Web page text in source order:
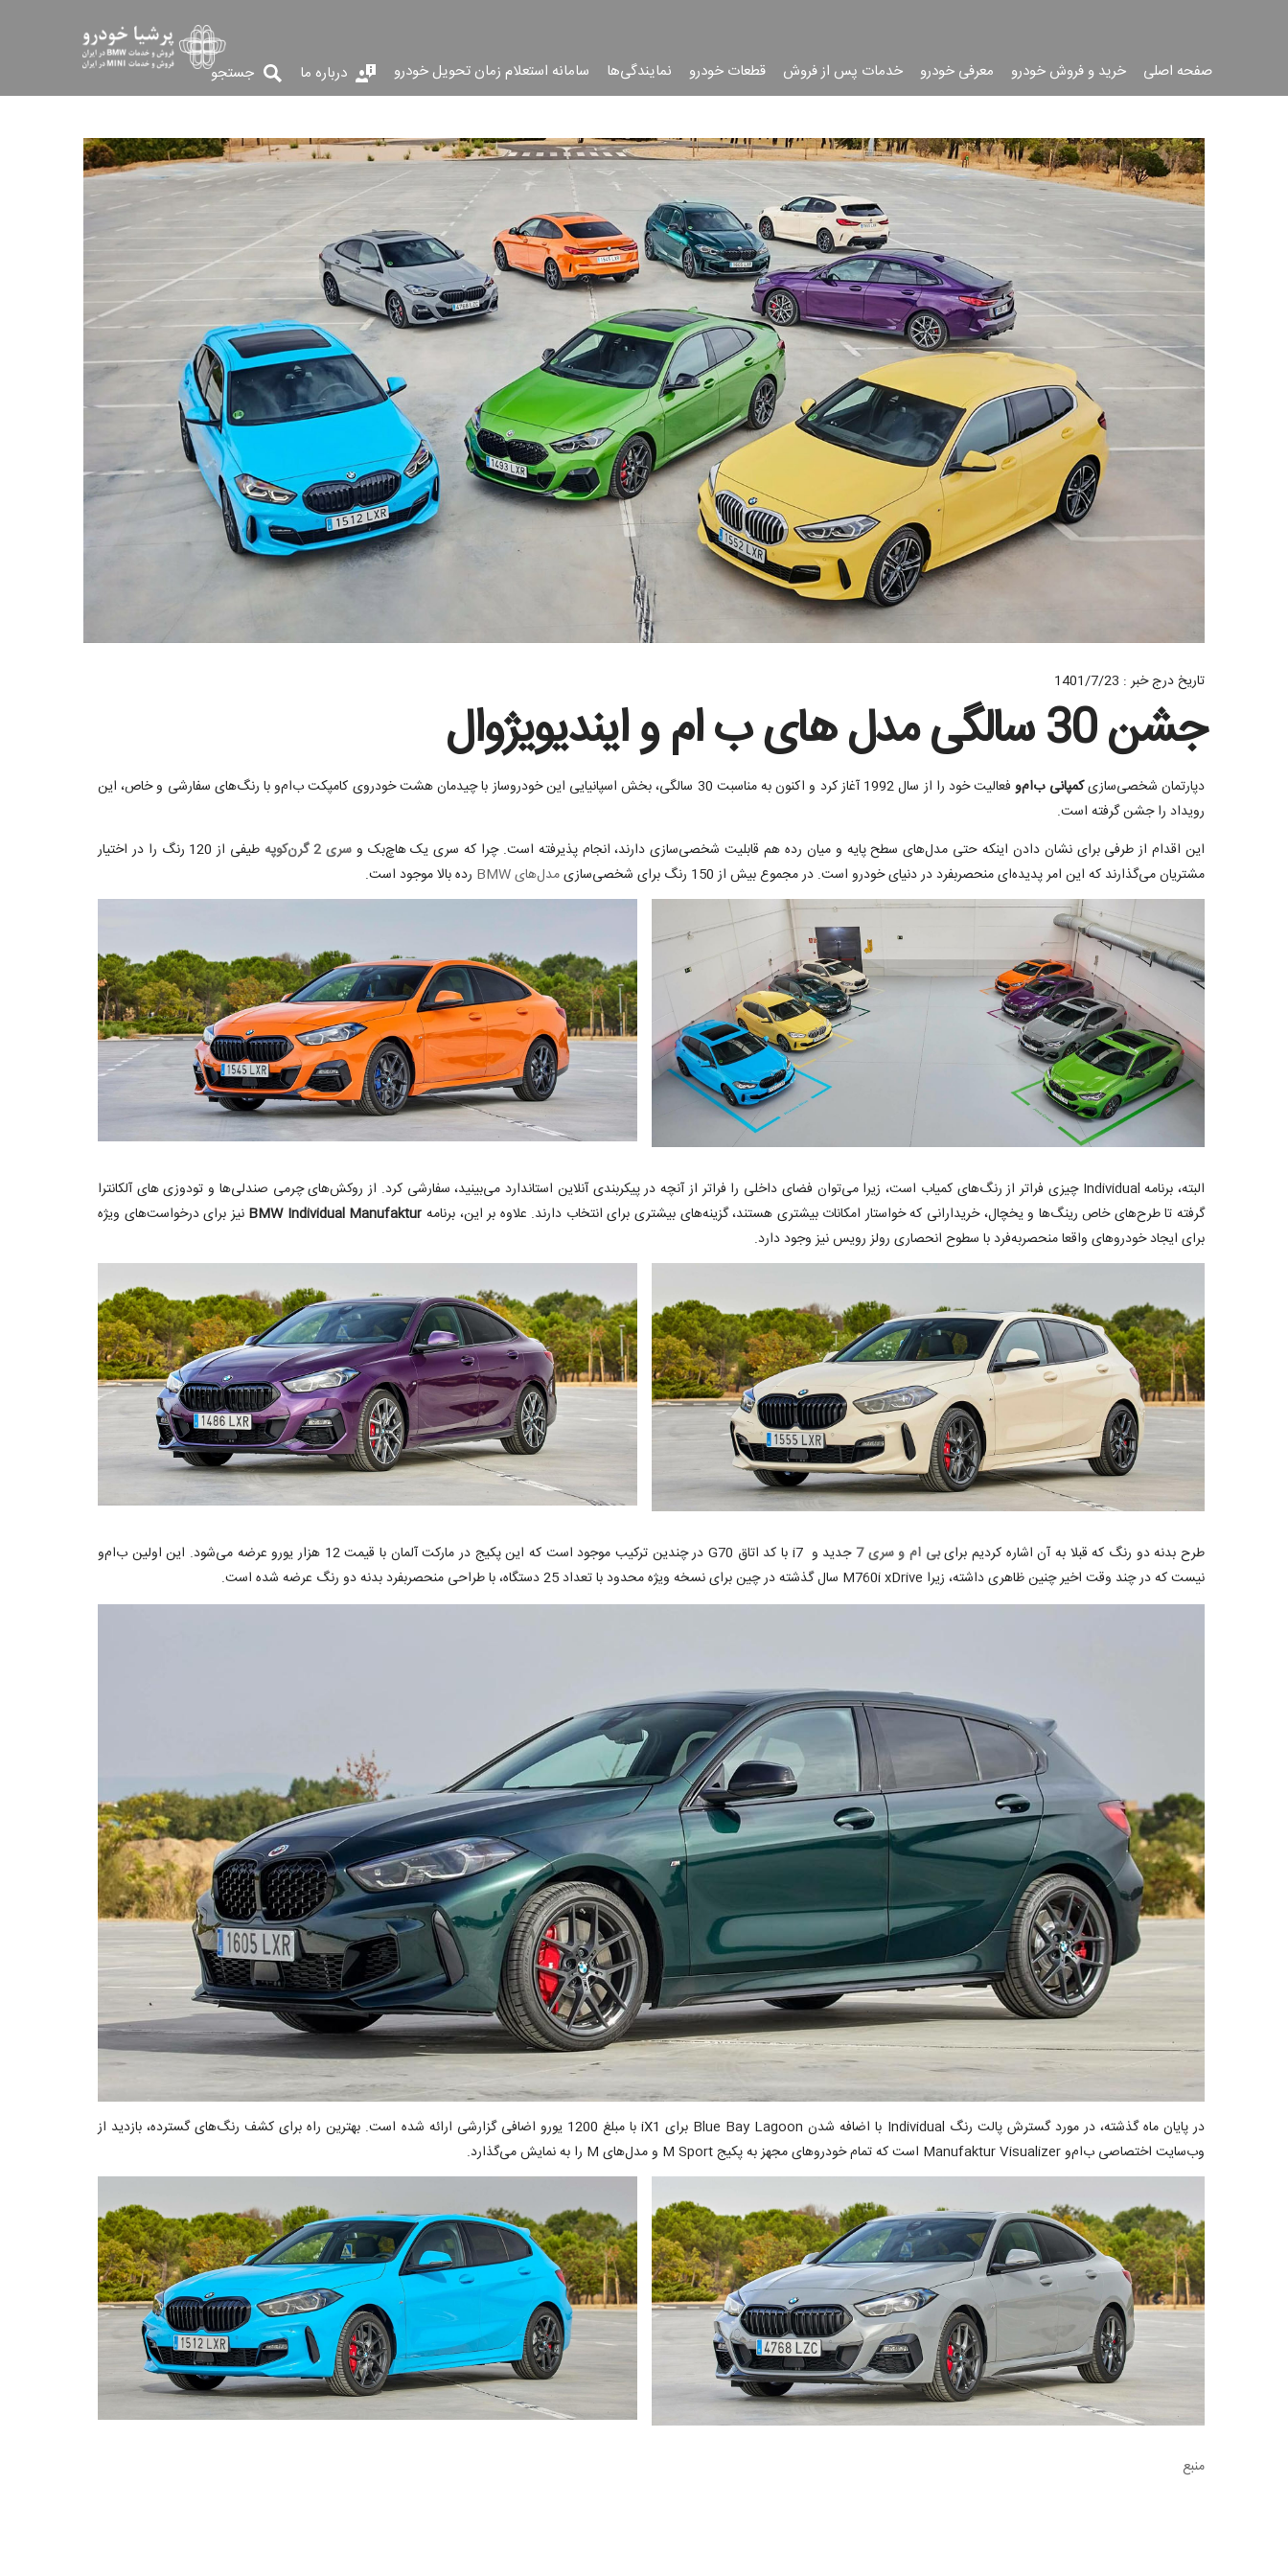
صفحه اصلی خرید و فروش خودرو معرفی خودرو خدمات پس از فروش قطعات خودرو نمایندگی‌ها سامانه استعلام زمان تحویل خودرو درباره ما جستجو
جست
جو
تاریخ درج خبر : 1401/7/23
جشن 30 سالگی مدل های ب ام و ایندیویژوال
دپارتمان شخصی‌سازیکمپانی ب‌ام‌و
فعالیت خود را از سال 1992 آغاز کرد و اکنون به مناسبت 30 سالگی، بخش اسپانیایی این خودروساز با چیدمان هشت خودروی کامپکت ب‌ام‌و با رنگ‌های سفارشی و خاص، این
رویداد را جشن گرفته است.
این اقدام از طرفی برای نشان دادن اینکه حتی مدل‌های سطح پایه و میان رده هم قابلیت شخصی‌سازی دارند، انجام پذیرفته است. چرا که سری یک هاچ‌بک وسری 2 گرن‌کوپه
طیفی از 120 رنگ را در اختیار
مشتریان می‌گذارند که این امر پدیده‌ای منحصربفرد در دنیای خودرو است. در مجموع بیش از 150 رنگ برای شخصی‌سازی
مدل‌های BMW رده بالا موجود است.
البته، برنامه Individual چیزی فراتر از رنگ‌های کمیاب است، زیرا می‌توان فضای داخلی را فراتر از آنچه در پیکربندی آنلاین استاندارد می‌بینید، سفارشی کرد. از روکش‌های چرمی صندلی‌ها و تودوزی های آلکانترا
گرفته تا طرح‌های خاص رینگ‌ها و یخچال، خریدارانی که خواستار امکانات بیشتری هستند، گزینه‌های بیشتری برای انتخاب دارند. علاوه بر این، برنامه BMW Individual Manufaktur نیز برای درخواست‌های ویژه
برای ایجاد خودروهای واقعا منحصربه‌فرد با سطوح انحصاری رولز رویس نیز وجود دارد.
طرح بدنه دو رنگ که قبلا به آن اشاره کردیم برایبی ام و سری 7
جدید و i7 با کد اتاق G70 در چندین ترکیب موجود است که این پکیج در مارکت آلمان با قیمت 12 هزار یورو عرضه می‌شود. این اولین ب‌ام‌و
نیست که در چند وقت اخیر چنین ظاهری داشته، زیرا M760i xDrive سال گذشته در چین برای نسخه ویژه محدود با تعداد 25 دستگاه، با طراحی منحصربفرد بدنه دو رنگ عرضه شده است.
در پایان ماه گذشته، در مورد گسترش پالت رنگ Individual با اضافه شدن Blue Bay Lagoon برای iX1 با مبلغ 1200 یورو اضافی گزارشی ارائه شده است. بهترین راه برای کشف رنگ‌های گسترده، بازدید از
وب‌سایت اختصاصی ب‌ام‌و Manufaktur Visualizer است که تمام خودروهای مجهز به پکیج M Sport و مدل‌های M را به نمایش می‌گذارد.
منبع